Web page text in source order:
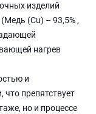
изделий
(Cu) – 93,5% ,
нагрев
и
препятствует
но и процессе